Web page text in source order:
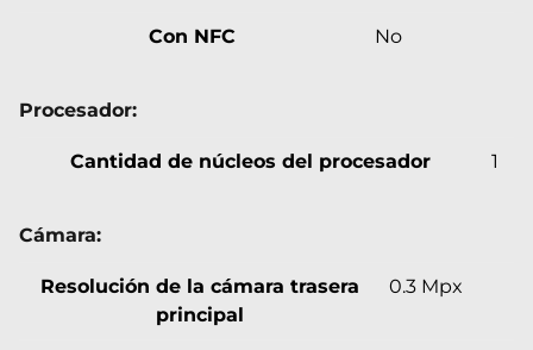
Con NFC No
Procesador:
Cantidad de núcleos del procesador 1
Cámara:
Resolución de la cámara trasera
principal
0.3 Mpx